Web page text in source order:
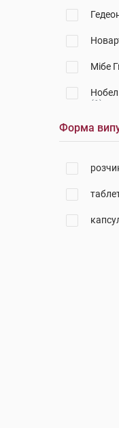
Мібе
Нобел
(1)
Форма